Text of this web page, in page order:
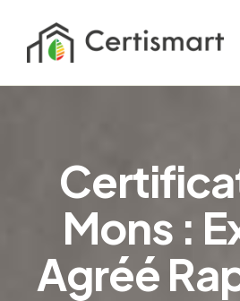
Certifica
Mons : E
AgrééRa